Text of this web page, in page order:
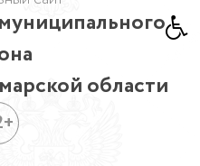
области